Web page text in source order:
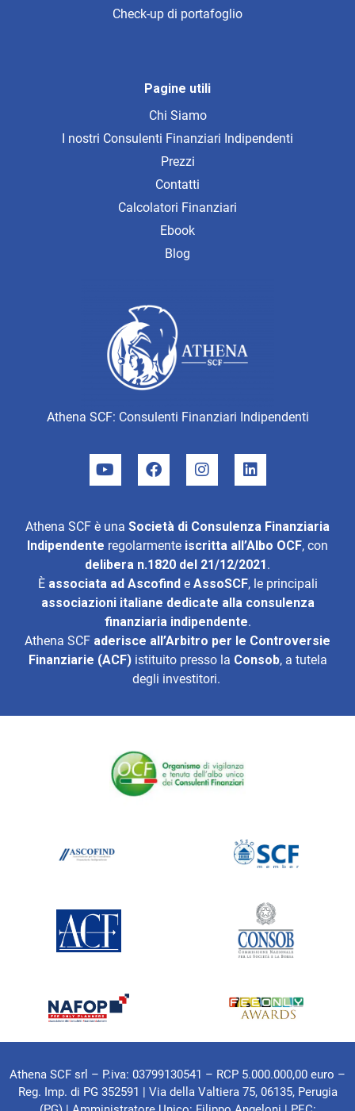
Athena SCF: Consulenti Finanziari Indipendenti
Pagine utili
Chi Siamo
I nostri Consulenti Finanziari Indipendenti
Prezzi
Contatti
Calcolatori Finanziari
Ebook
Blog
Check-up di portafoglio
Athena SCF è una Società di Consulenza Finanziaria
Indipendente regolarmente iscritta all’Albo OCF, con
delibera n.1820 del 21/12/2021.
È associata ad Ascofinde AssoSCF, le principali
associazioni italiane dedicate alla consulenza
finanziaria indipendente.
Athena SCF aderisce all’Arbitro per le Controversie
Finanziarie (ACF)istituito presso la Consob, a tutela
degli investitori.
Athena SCF srl – P.iva: 03799130541 – RCP 5.000.000,00 euro –
Reg. Imp. di PG 352591 | Via della Valtiera 75, 06135, Perugia